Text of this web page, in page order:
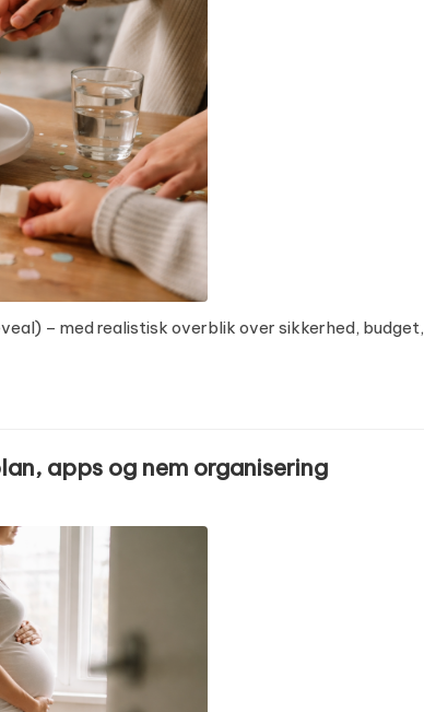
– med realistisk overblik over sikkerhed, budget,
apps og nem organisering